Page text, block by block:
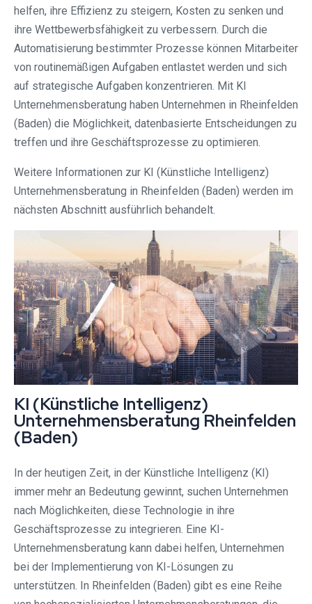
helfen, ihre Effizienz zu steigern, Kosten zu senken und
ihre Wettbewerbsfähigkeit zu verbessern. Durch die
Automatisierung bestimmter Prozesse können Mitarbeiter
von routinemäßigen Aufgaben entlastet werden und sich
auf strategische Aufgaben konzentrieren. Mit KI
Unternehmensberatung haben Unternehmen in Rheinfelden
(Baden) die Möglichkeit, datenbasierte Entscheidungen zu
treffen und ihre Geschäftsprozesse zu optimieren.
Weitere Informationen zur KI (Künstliche Intelligenz)
Unternehmensberatung in Rheinfelden (Baden) werden im
nächsten Abschnitt ausführlich behandelt.
KI (Künstliche Intelligenz)
Unternehmensberatung Rheinfelden
(Baden)
In der heutigen Zeit, in der Künstliche Intelligenz (KI)
immer mehr an Bedeutung gewinnt, suchen Unternehmen
nach Möglichkeiten, diese Technologie in ihre
Geschäftsprozesse zu integrieren. Eine KI-
Unternehmensberatung kann dabei helfen, Unternehmen
bei der Implementierung von KI-Lösungen zu
unterstützen. In Rheinfelden (Baden) gibt es eine Reihe